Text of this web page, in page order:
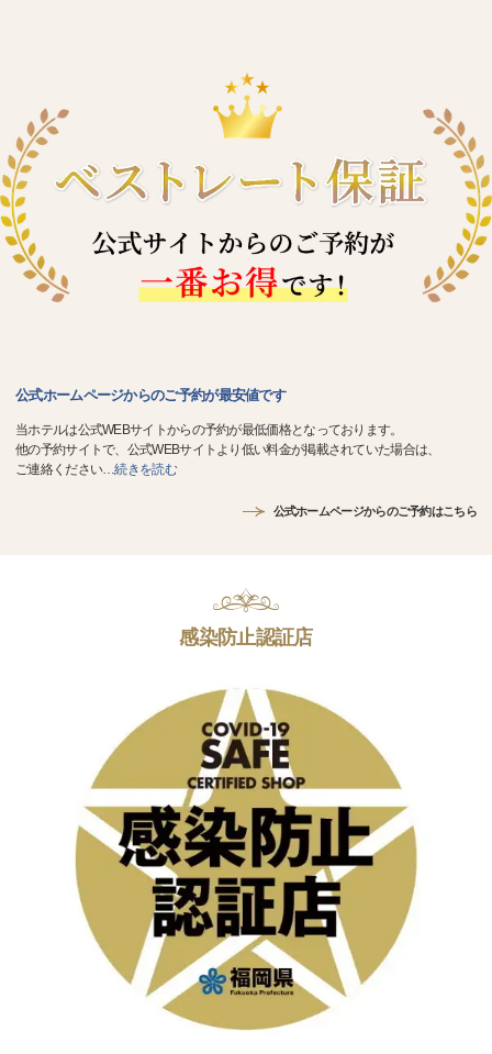
公式ホームページからのご予約が最安値です
当ホテルは公式WEBサイトからの予約が最低価格となっております。
他の予約サイトで、公式WEBサイトより低い料金が掲載されていた場合は、
ご連絡ください…続きを読む
公式ホームページからのご予約はこちら
感染防止認証店